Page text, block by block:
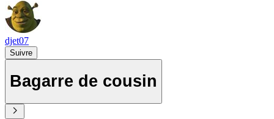
djet07
Suivre
Bagarre de cousin